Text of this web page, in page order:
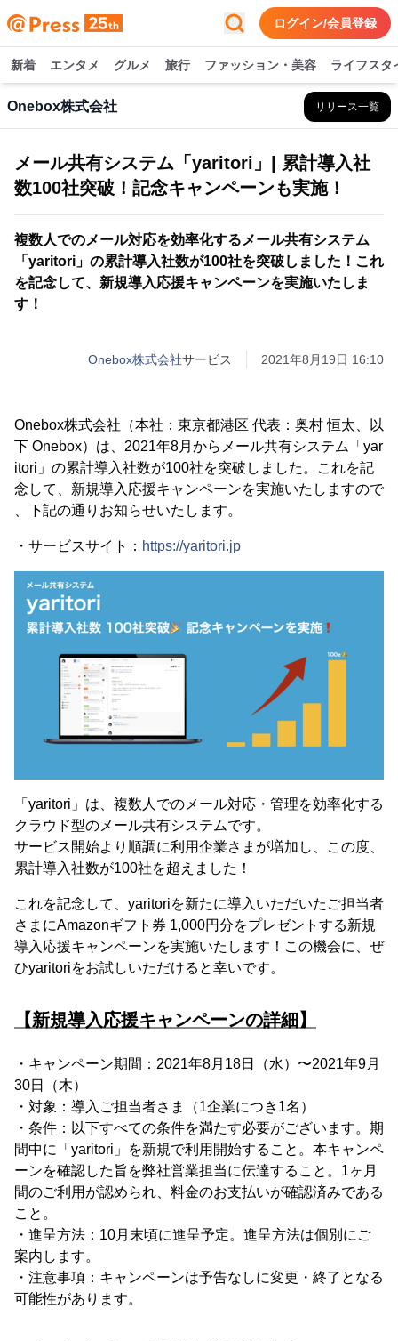
ログイン/会員登録
新着 エンタメ グルメ 旅行 ファッション・美容 ライフスタ
Onebox株式会社 リリース一覧
メール共有システム「yaritori」| 累計導入社
数100社突破！記念キャンペーンも実施！
複数人でのメール対応を効率化するメール共有システム
「yaritori」の累計導入社数が100社を突破しました！これ
を記念して、新規導入応援キャンペーンを実施いたしま
す！
Onebox株式会社サービス 2021年8月19日 16:10
Onebox株式会社（本社：東京都港区 代表：奥村 恒太、以
下 Onebox）は、2021年8月からメール共有システム「yar
itori」の累計導入社数が100社を突破しました。これを記
念して、新規導入応援キャンペーンを実施いたしますので
、下記の通りお知らせいたします。
・サービスサイト： https://yaritori.jp
「yaritori」は、複数人でのメール対応・管理を効率化する
クラウド型のメール共有システムです。
サービス開始より順調に利用企業さまが増加し、この度、
累計導入社数が100社を超えました！
これを記念して、yaritoriを新たに導入いただいたご担当者
さまにAmazonギフト券 1,000円分をプレゼントする新規
導入応援キャンペーンを実施いたします！この機会に、ぜ
ひyaritoriをお試しいただけると幸いです。
【新規導入応援キャンペーンの詳細】
・キャンペーン期間：2021年8月18日（水）〜2021年9月
30日（木）
・対象：導入ご担当者さま（1企業につき1名）
・条件：以下すべての条件を満たす必要がございます。期
間中に「yaritori」を新規で利用開始すること。本キャンペ
ーンを確認した旨を弊社営業担当に伝達すること。1ヶ月
間のご利用が認められ、料金のお支払いが確認済みである
こと。
・進呈方法：10月末頃に進呈予定。進呈方法は個別にご
案内します。
・注意事項：キャンペーンは予告なしに変更・終了となる
可能性があります。